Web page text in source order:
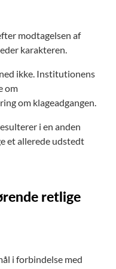
modtagelsen af
karakteren.
ikke. Institutionens
om
om klageadgangen.
i en anden
et allerede udstedt
retlige
i forbindelse med